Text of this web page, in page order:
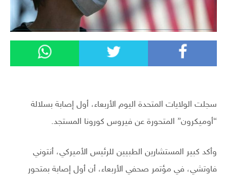
سجلت الولايات المتحدة اليوم الأربعاء، أول إصابة بسلالة
“أوميكرون” المتحورة عن فيروس كورونا المستجد.
وأكد كبير المستشارين الطبيين للرئيس الأميركي، أنتوني
فاوتشي، في مؤتمر صحفي الأربعاء، أن أول إصابة بمتحور